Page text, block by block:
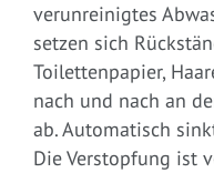
verunreinigtes
setzen sich
Toilettenpapier,
nach und nach an
ab. Automatisch
Die Verstopfung ist